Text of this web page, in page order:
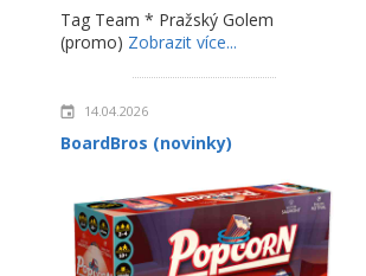
Tag Team * Pražský Golem
(promo) Zobrazit více...
14.04.2026
BoardBros (novinky)